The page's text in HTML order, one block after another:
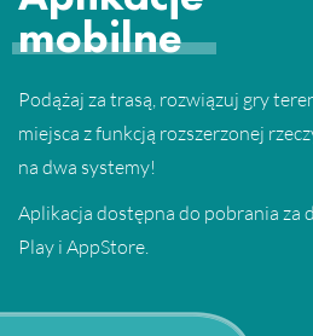
mobilne
Podążaj za trasą, rozwiązuj gry
miejsca z funkcją rozszerzonej
na dwa systemy!
Aplikacja dostępna do pobrania za
Play i AppStore.